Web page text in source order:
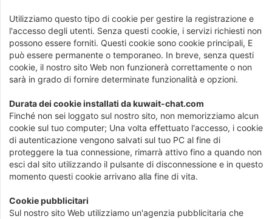
Utilizziamo questo tipo di cookie per gestire la registrazione e
l'accesso degli utenti. Senza questi cookie, i servizi richiesti non
possono essere forniti. Questi cookie sono cookie principali, E
può essere permanente o temporaneo. In breve, senza questi
cookie, il nostro sito Web non funzionerà correttamente o non
sarà in grado di fornire determinate funzionalità e opzioni.
Durata dei cookie installati da kuwait-chat.com
Finché non sei loggato sul nostro sito, non memorizziamo alcun
cookie sul tuo computer; Una volta effettuato l'accesso, i cookie
di autenticazione vengono salvati sul tuo PC al fine di
proteggere la tua connessione, rimarrà attivo fino a quando non
esci dal sito utilizzando il pulsante di disconnessione e in questo
momento questi cookie arrivano alla fine di vita.
Cookie pubblicitari
Sul nostro sito Web utilizziamo un'agenzia pubblicitaria che